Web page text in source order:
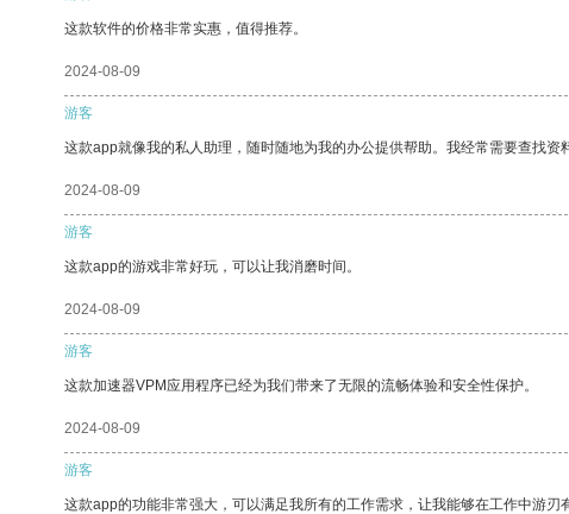
这款软件的价格非常实惠，值得推荐。
2024-08-09
游客
这款app就像我的私人助理，随时随地为我的办公提供帮助。我经常需要查找资
2024-08-09
游客
这款app的游戏非常好玩，可以让我消磨时间。
2024-08-09
游客
这款加速器VPM应用程序已经为我们带来了无限的流畅体验和安全性保护。
2024-08-09
游客
这款app的功能非常强大，可以满足我所有的工作需求，让我能够在工作中游刃